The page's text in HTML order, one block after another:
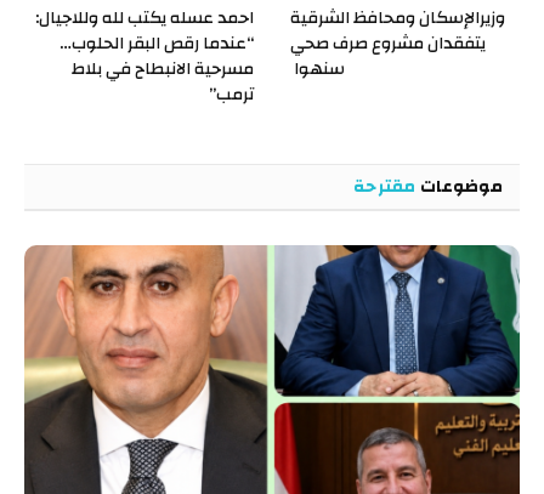
وزيرالإسكان ومحافظ الشرقية
يتفقدان مشروع صرف صحي
سنهوا
احمد عسله يكتب لله وللاجيال:
“عندما رقص البقر الحلوب…
مسرحية الانبطاح في بلاط
ترمب”
موضوعات مقترحة